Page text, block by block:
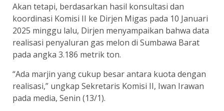
Akan tetapi, berdasarkan hasil konsultasi dan
koordinasi Komisi II ke Dirjen Migas pada 10 Januari
2025 minggu lalu, Dirjen menyampaikan bahwa data
realisasi penyaluran gas melon di Sumbawa Barat
pada angka 3.186 metrik ton.
“Ada marjin yang cukup besar antara kuota dengan
realisasi,” ungkap Sekretaris Komisi II, Iwan Irawan
pada media, Senin (13/1).